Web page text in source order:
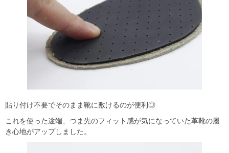
貼り付け不要でそのまま靴に敷けるのが便利◎
これを使った途端、つま先のフィット感が気になっていた革靴の履
き心地がアップしました。